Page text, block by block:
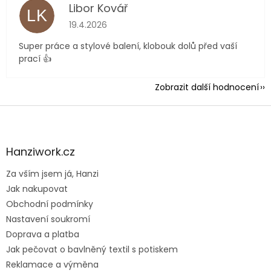
LK Libor Kovář
Hodnocení obchodu je 5 z 5 hvězdiček.
19.4.2026
Super práce a stylové balení, klobouk dolů před vaší
prací 👍
Zobrazit další hodnocení
Z
aHanziwork.cz
Za vším jsem já, Hanzi
Jak nakupovat
Obchodní podmínky
Nastavení soukromí
Doprava a platba
Jak pečovat o bavlněný textil s potiskem
Reklamace a výměna